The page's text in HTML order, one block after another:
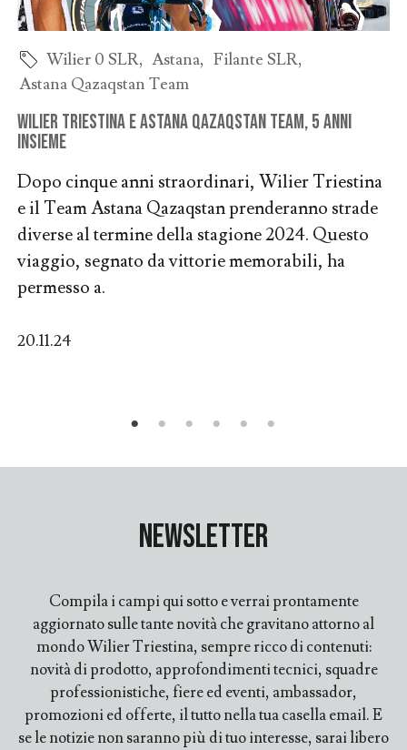
Wilier 0 SLR, Astana, Filante SLR,
Astana Qazaqstan Team
Wilier Triestina e Astana Qazaqstan Team, 5 anni
insieme
Dopo cinque anni straordinari, Wilier Triestina
e il Team Astana Qazaqstan prenderanno strade
diverse al termine della stagione 2024. Questo
viaggio, segnato da vittorie memorabili, ha
permesso a.
20.11.24
Newsletter
Compila i campi qui sotto e verrai prontamente
aggiornato sulle tante novità che gravitano attorno al
mondo Wilier Triestina, sempre ricco di contenuti:
novità di prodotto, approfondimenti tecnici, squadre
professionistiche, fiere ed eventi, ambassador,
promozioni ed offerte, il tutto nella tua casella email. E
se le notizie non saranno più di tuo interesse, sarai libero